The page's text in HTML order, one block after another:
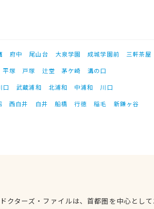
府中 尾山台 大泉学園 成城学園前 三軒茶屋
平塚 戸塚 辻堂 茅ケ崎
溝の口
口 武蔵浦和 北浦和 中浦和
川口
西白井 白井 船橋 行徳 稲毛 新鎌ヶ谷
クターズ・ファイルは、首都圏を中心とし